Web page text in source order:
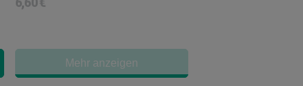
Mehr anzeigen